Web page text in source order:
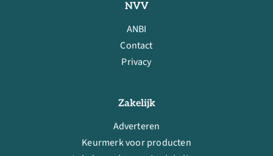
NVV
ANBI
Contact
Privacy
Zakelijk
Adverteren
Keurmerk voor producten